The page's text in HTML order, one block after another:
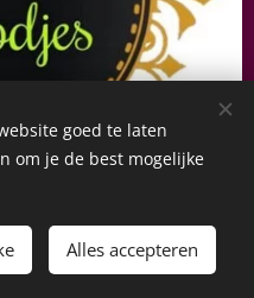
goed te laten
om je de best mogelijke
Alles accepteren